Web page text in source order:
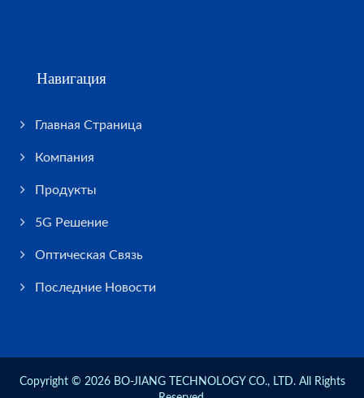
Навигация
Главная Страница
Компания
Продукты
5G Решение
Оптическая Связь
Последние Новости
Copyright © 2026 BO-JIANG TECHNOLOGY CO., LTD.All Rights